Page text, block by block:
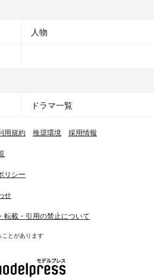
人物
ドラマ一覧
用規約 推奨環境 採用情報
リシー
せ
転載・引用の禁止について
とがあります